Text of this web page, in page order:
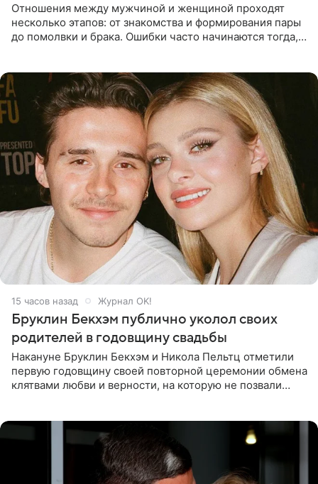
Отношения между мужчиной и женщиной проходят
несколько этапов: от знакомства и формирования пары
до помолвки и брака. Ошибки часто начинаются тогда,
15 часов назад Журнал OK!
Бруклин Бекхэм публично уколол своих
родителей в годовщину свадьбы
Накануне Бруклин Бекхэм и Никола Пельтц отметили
первую годовщину своей повторной церемонии обмена
клятвами любви и верности, на которую не позвали